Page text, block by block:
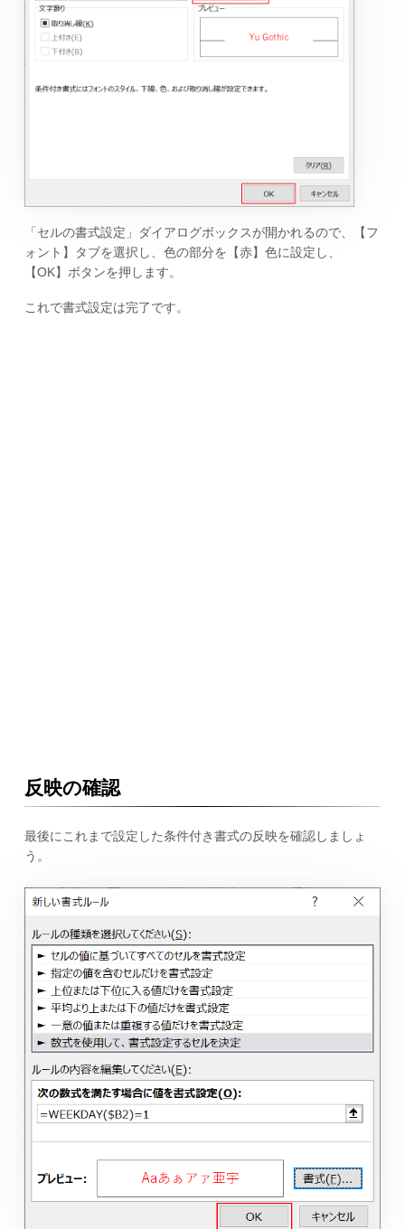
「セルの書式設定」ダイアログボックスが開かれるので、【フ
ォント】タブを選択し、色の部分を【赤】色に設定し、
【OK】ボタンを押します。
これで書式設定は完了です。
反映の確認
最後にこれまで設定した条件付き書式の反映を確認しましょ
う。